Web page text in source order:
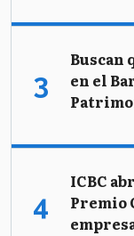
Buscan
en el
ICBC
Premio